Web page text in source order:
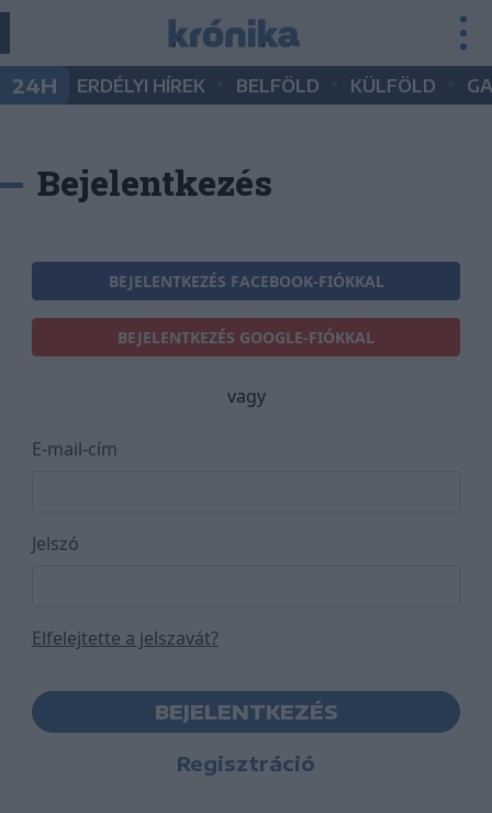
24H ERDÉLYI HÍREK BELFÖLD KÜLFÖLD
Bejelentkezés
BEJELENTKEZÉS FACEBOOK-FIÓKKAL
BEJELENTKEZÉS GOOGLE-FIÓKKAL
vagy
E-mail-cím
Jelszó
Elfelejtette a jelszavát?
BEJELENTKEZÉS
Regisztráció